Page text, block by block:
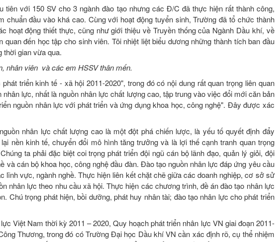
với 150 SV cho 3 ngành đào tạo nhưng các Đ/C đã thực hiện rất thành công,
đầu vào khá cao. Cùng với hoạt động tuyển sinh, Trường đã tổ chức thành
hoạt động thiết thực, cũng như giới thiệu về Truyền thống của Ngành Dầu khí, về
đến học tập cho sinh viên. Tôi nhiệt liệt biểu dương những thành tích ban đầu
thời gian vừa qua.
nhân viên và các em HSSV thân mến.
triển kinh tế - xã hội 2011-2020", trong đó có nội dung rất quan trọng liên quan
lực, nhất là nguồn nhân lực chất lượng cao, tập trung vào việc đổi mới căn bản
nguồn nhân lực với phát triển và ứng dụng khoa học, công nghệ". Đây được xác
nhân lực chất lượng cao là một đột phá chiến lược, là yếu tố quyết định đẩy
nền kinh tế, chuyển đổi mô hình tăng trưởng và là lợi thế cạnh tranh quan trọng
ta phải đặc biệt coi trọng phát triển đội ngũ cán bộ lãnh đạo, quản lý giỏi, đội
và cán bộ khoa học, công nghệ đầu đàn. Đào tạo nguồn nhân lực đáp ứng yêu cầu
lĩnh vực, ngành nghề. Thực hiện liên kết chặt chẽ giữa các doanh nghiệp, cơ sở sử
nhân lực theo nhu cầu xã hội. Thực hiện các chương trình, đề án đào tạo nhân lực
Chú trọng phát hiện, bồi dưỡng, phát huy nhân tài; đào tạo nhân lực cho phát triển
Việt Nam thời kỳ 2011 – 2020, Quy hoạch phát triển nhân lực VN giai đoạn 2011-
Thương, trong đó có Trường Đại học Dầu khí VN cần xác định rõ, cụ thể nhiệm